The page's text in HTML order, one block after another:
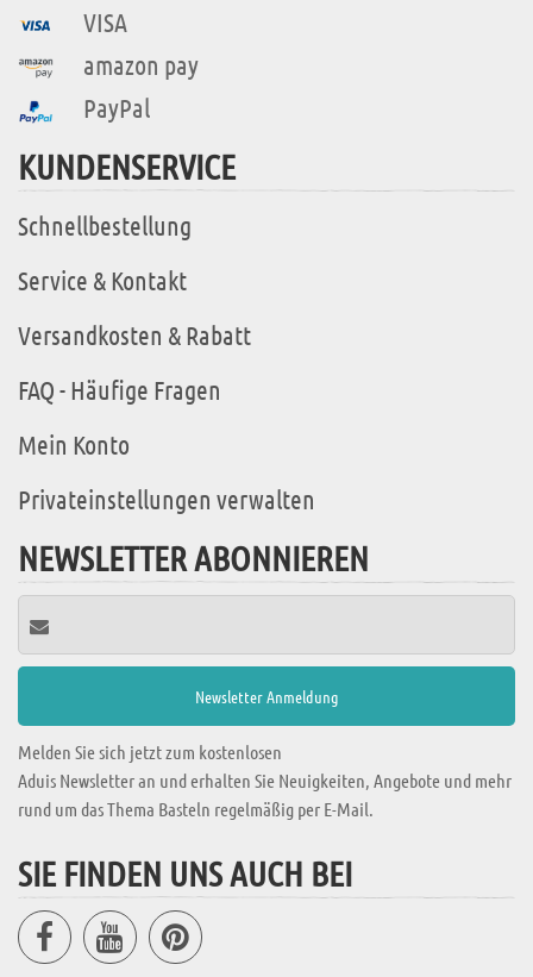
VISA
amazon pay
PayPal
KUNDENSERVICE
Schnellbestellung
Service & Kontakt
Versandkosten & Rabatt
FAQ - Häufige Fragen
Mein Konto
Privateinstellungen verwalten
NEWSLETTER ABONNIEREN
Melden Sie sich jetzt zum kostenlosen
Aduis Newsletter an und erhalten Sie Neuigkeiten, Angebote und mehr
rund um das Thema Basteln regelmäßig per E-Mail.
SIE FINDEN UNS AUCH BEI